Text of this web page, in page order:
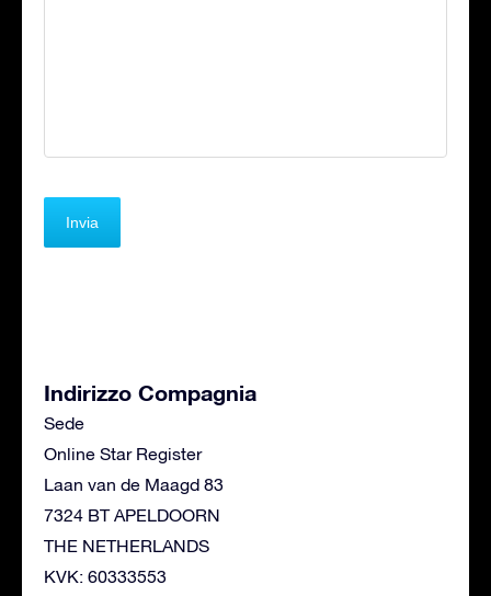
Indirizzo Compagnia
Sede
Online Star Register
Laan van de Maagd 83
7324 BT APELDOORN
THE NETHERLANDS
KVK: 60333553